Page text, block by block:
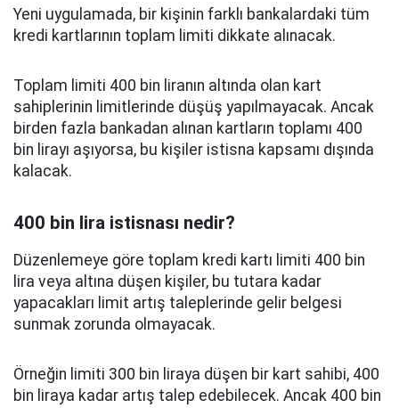
Yeni uygulamada, bir kişinin farklı bankalardaki tüm
kredi kartlarının toplam limiti dikkate alınacak.
Toplam limiti 400 bin liranın altında olan kart
sahiplerinin limitlerinde düşüş yapılmayacak. Ancak
birden fazla bankadan alınan kartların toplamı 400
bin lirayı aşıyorsa, bu kişiler istisna kapsamı dışında
kalacak.
400 bin lira istisnası nedir?
Düzenlemeye göre toplam kredi kartı limiti 400 bin
lira veya altına düşen kişiler, bu tutara kadar
yapacakları limit artış taleplerinde gelir belgesi
sunmak zorunda olmayacak.
Örneğin limiti 300 bin liraya düşen bir kart sahibi, 400
bin liraya kadar artış talep edebilecek. Ancak 400 bin